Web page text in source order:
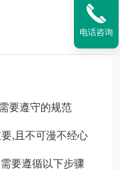
要遵守的规范
,且不可漫不经心
要遵循以下步骤
电话咨询